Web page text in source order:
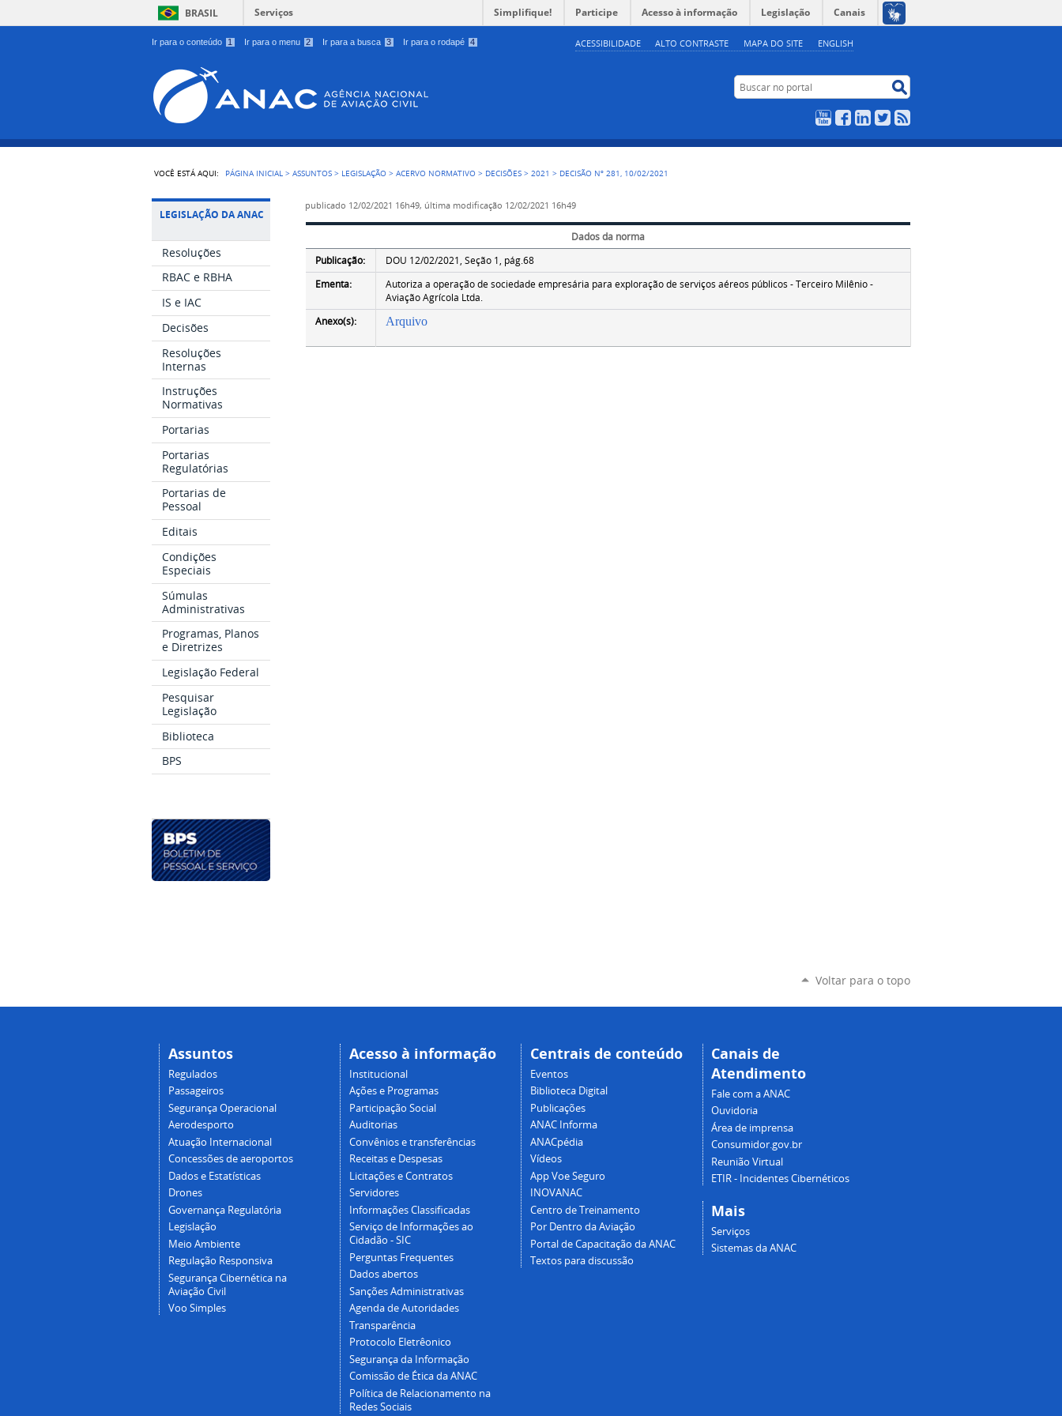
Ir para o conteúdo 1 Ir para o menu 2 Ir para a busca 3 Ir para o rodapé 4 ACESSIBILIDADE ALTO CONTRASTE MAPA DO SITE ENGLISH
BRASIL Serviços Simplifique! Participe Acesso à informação Legislação Canais
Buscar no portal
YouTubeFacebookLinkedIn
Twitter
VOCÊ ESTÁ AQUI: PÁGINA INICIAL >ASSUNTOS > LEGISLAÇÃO >ACERVO NORMATIVO > DECISÕES >2021 > DECISÃO Nº 281, 10/02/2021
LEGISLAÇÃO DA ANAC
Resoluções
RBAC e RBHA
IS e IAC
Decisões
Resoluções
Internas
Instruções
Normativas
Portarias
Portarias
Regulatórias
Portarias de
Pessoal
Editais
Condições
Especiais
Súmulas
Administrativas
Programas, Planos
e Diretrizes
Legislação Federal
Pesquisar
Legislação
Biblioteca
BPS
publicado 12/02/2021 16h49, última modificação 12/02/2021 16h49
Dados da norma
Publicação:
DOU 12/02/2021, Seção 1, pág.68
Ementa:
Autoriza a operação de sociedade empresária para exploração de serviços aéreos públicos - Terceiro Milênio -
Aviação Agrícola Ltda.
Anexo(s):
Arquivo
Voltar para o topo
Assuntos
Regulados
Passageiros
Segurança Operacional
Aerodesporto
Atuação Internacional
Concessões de aeroportos
Dados e Estatísticas
Drones
Governança Regulatória
Legislação
Meio Ambiente
Regulação Responsiva
Segurança Cibernética na
Aviação Civil
Voo Simples
Acesso à informação
Institucional
Ações e Programas
Participação Social
Auditorias
Convênios e transferências
Receitas e Despesas
Licitações e Contratos
Servidores
Informações Classificadas
Serviço de Informações ao
Cidadão - SIC
Perguntas Frequentes
Dados abertos
Sanções Administrativas
Agenda de Autoridades
Transparência
Protocolo Eletrêonico
Segurança da Informação
Comissão de Ética da ANAC
Política de Relacionamento na
Redes Sociais
Centrais de conteúdo
Eventos
Biblioteca Digital
Publicações
ANAC Informa
ANACpédia
Vídeos
App Voe Seguro
INOVANAC
Centro de Treinamento
Por Dentro da Aviação
Portal de Capacitação da ANAC
Textos para discussão
Canais de
Atendimento
Fale com a ANAC
Ouvidoria
Área de imprensa
Consumidor.gov.br
Reunião Virtual
ETIR - Incidentes Cibernéticos
Mais
Serviços
Sistemas da ANAC